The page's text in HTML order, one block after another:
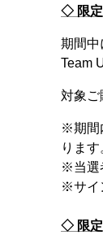
◇ 限定
期間中
Team
対象ご
※期間
りま
※当選
※サイ
◇ 限定